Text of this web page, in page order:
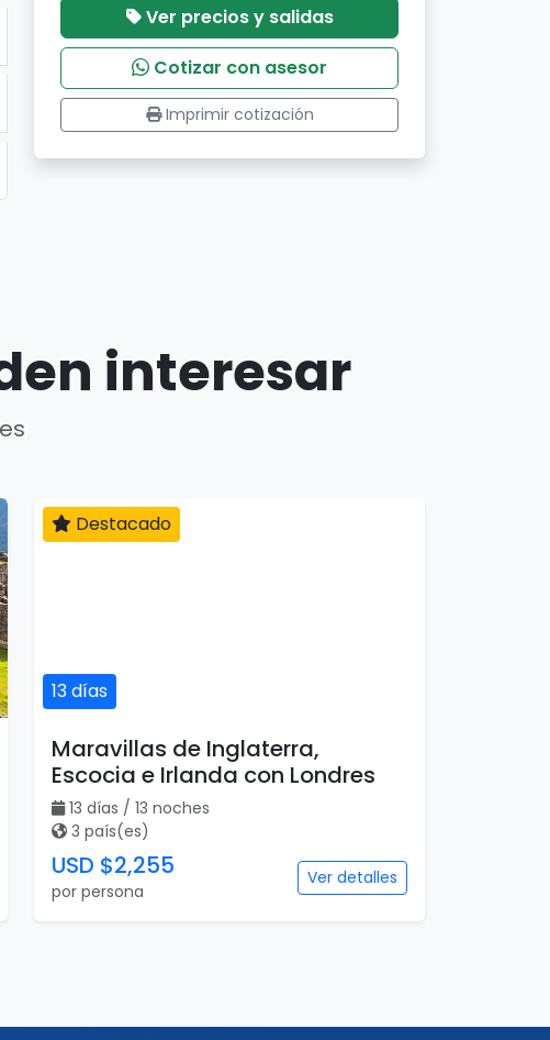
Ver precios y salidas
Cotizar con asesor
Imprimir cotización
interesar
13 días
Destacado
Maravillas de Inglaterra,
Escocia e Irlanda con Londres
13 días / 13 noches
3 país(es)
USD $2,255
por persona
Ver detalles